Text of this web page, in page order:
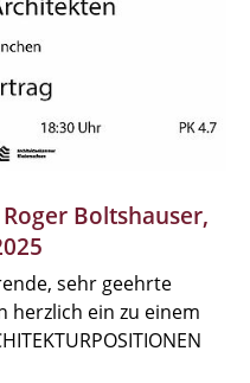
Boltshauser,
sehr geehrte
herzlich ein zu einem